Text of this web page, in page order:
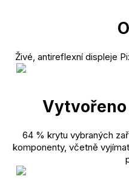
Živé, antireflexní displeje
64 % krytu vybraných
komponenty, včetně